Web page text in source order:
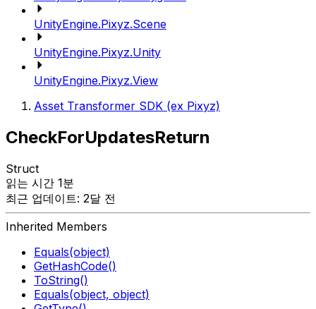
UnityEngine.Pixyz.Scene
UnityEngine.Pixyz.Unity
UnityEngine.Pixyz.View
Asset Transformer SDK (ex Pixyz)
CheckForUpdatesReturn
Struct
읽는 시간 1분
최근 업데이트: 2달 전
Inherited Members
Equals(object)
GetHashCode()
ToString()
Equals(object, object)